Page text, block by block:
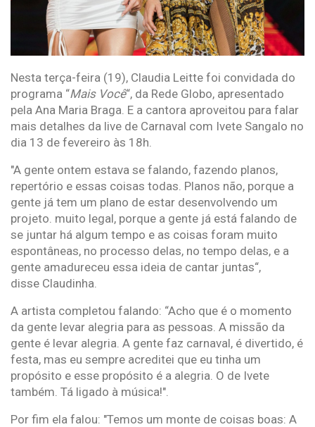
Nesta terça-feira (19), Claudia Leitte foi convidada do
programa “Mais Você“, da Rede Globo, apresentado
pela Ana Maria Braga. E a cantora aproveitou para falar
mais detalhes da live de Carnaval com Ivete Sangalo no
dia 13 de fevereiro às 18h.
"A gente ontem estava se falando, fazendo planos,
repertório e essas coisas todas. Planos não, porque a
gente já tem um plano de estar desenvolvendo um
projeto. muito legal, porque a gente já está falando de
se juntar há algum tempo e as coisas foram muito
espontâneas, no processo delas, no tempo delas, e a
gente amadureceu essa ideia de cantar juntas“,
disse Claudinha.
A artista completou falando: “Acho que é o momento
da gente levar alegria para as pessoas. A missão da
gente é levar alegria. A gente faz carnaval, é divertido, é
festa, mas eu sempre acreditei que eu tinha um
propósito e esse propósito é a alegria. O de Ivete
também. Tá ligado à música!".
Por fim ela falou: "Temos um monte de coisas boas: A